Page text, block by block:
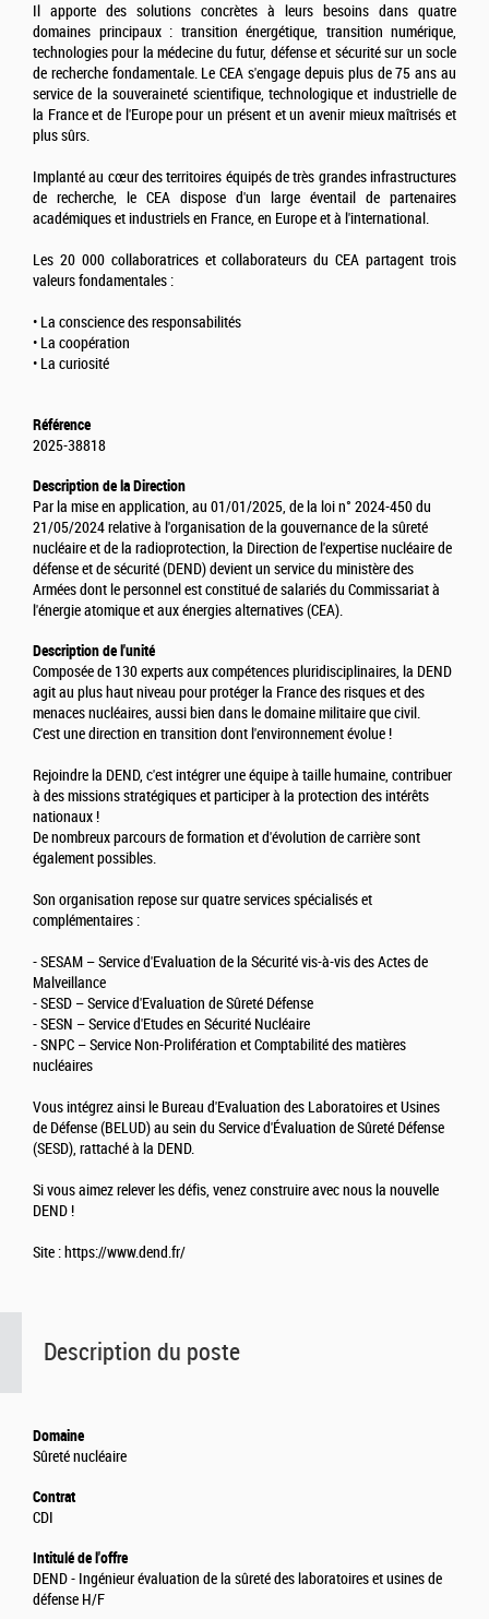
Description du poste
Domaine
Sûreté nucléaire
Contrat
CDI
Intitulé de l'offre
DEND - Ingénieur évaluation de la sûreté des laboratoires et usines de
défense H/F
Il apporte des solutions concrètes à leurs besoins dans quatre
domaines principaux : transition énergétique, transition numérique,
technologies pour la médecine du futur, défense et sécurité sur un socle
de recherche fondamentale. Le CEA s'engage depuis plus de 75 ans au
service de la souveraineté scientifique, technologique et industrielle de
la France et de l'Europe pour un présent et un avenir mieux maîtrisés et
plus sûrs.
Implanté au cœur des territoires équipés de très grandes infrastructures
de recherche, le CEA dispose d'un large éventail de partenaires
académiques et industriels en France, en Europe et à l'international.
Les 20 000 collaboratrices et collaborateurs du CEA partagent trois
valeurs fondamentales :
• La conscience des responsabilités
• La coopération
• La curiosité
Référence
2025-38818
Description de la Direction
Par la mise en application, au 01/01/2025, de la loi n° 2024-450 du
21/05/2024 relative à l'organisation de la gouvernance de la sûreté
nucléaire et de la radioprotection, la Direction de l'expertise nucléaire de
défense et de sécurité (DEND) devient un service du ministère des
Armées dont le personnel est constitué de salariés du Commissariat à
l'énergie atomique et aux énergies alternatives (CEA).
Description de l'unité
Composée de 130 experts aux compétences pluridisciplinaires, la DEND
agit au plus haut niveau pour protéger la France des risques et des
menaces nucléaires, aussi bien dans le domaine militaire que civil.
C'est une direction en transition dont l'environnement évolue !
Rejoindre la DEND, c'est intégrer une équipe à taille humaine, contribuer
à des missions stratégiques et participer à la protection des intérêts
nationaux !
De nombreux parcours de formation et d'évolution de carrière sont
également possibles.
Son organisation repose sur quatre services spécialisés et
complémentaires :
- SESAM – Service d'Evaluation de la Sécurité vis-à-vis des Actes de
Malveillance
- SESD – Service d'Evaluation de Sûreté Défense
- SESN – Service d'Etudes en Sécurité Nucléaire
- SNPC – Service Non-Prolifération et Comptabilité des matières
nucléaires
Vous intégrez ainsi le Bureau d'Evaluation des Laboratoires et Usines
de Défense (BELUD) au sein du Service d'Évaluation de Sûreté Défense
(SESD), rattaché à la DEND.
Si vous aimez relever les défis, venez construire avec nous la nouvelle
DEND !
Site : https://www.dend.fr/